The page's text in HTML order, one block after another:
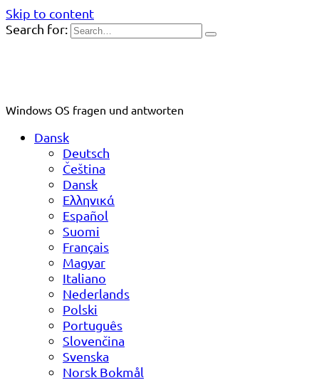
Skip to content
Search for:
Windows OS fragen und antworten
Dansk
Deutsch
Čeština
Dansk
Ελληνικά
Español
Suomi
Français
Magyar
Italiano
Nederlands
Polski
Português
Slovenčina
Svenska
Norsk Bokmål